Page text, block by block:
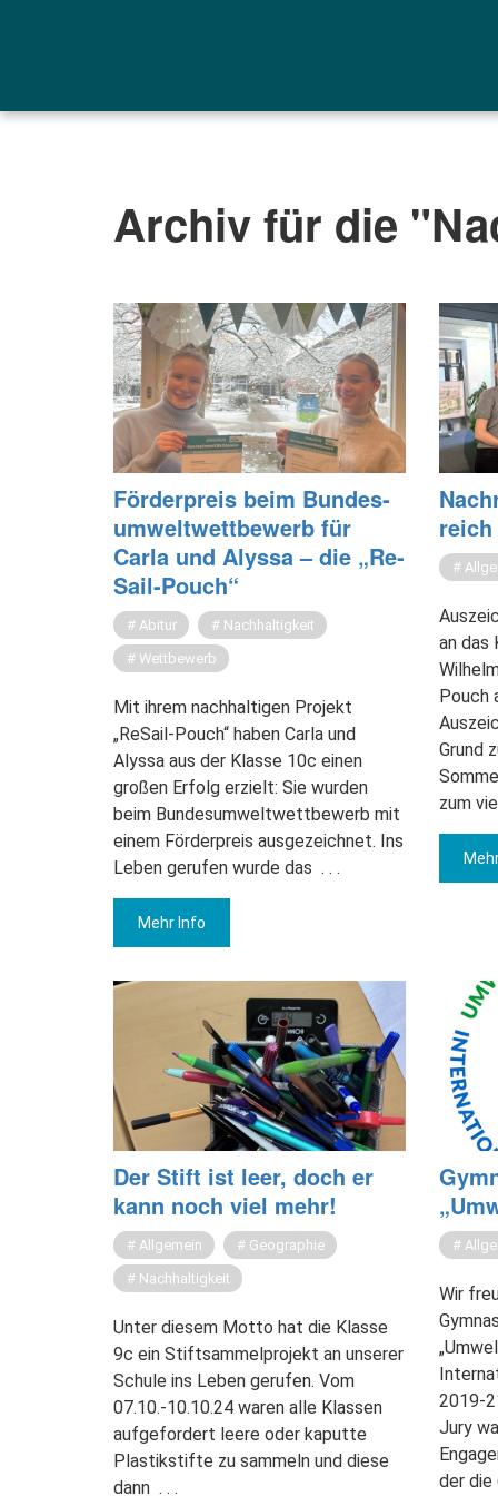
Archiv für die
För­der­preis beim Bun­des­
um­welt­wett­be­werb für
Carla und Alys­sa – die „Re­
Sail-Pouch“
Abitur
Nachhaltigkeit
Wettbewerb
Mit ihrem nachhaltigen Projekt
„ReSail-Pouch“ haben Carla und
Alyssa aus der Klasse 10c einen
großen Erfolg erzielt: Sie wurden
beim Bundesumweltwettbewerb mit
einem Förderpreis ausgezeichnet. Ins
Leben gerufen wurde das . . .
Mehr Info
an das
Pouch
Grund
zum
Der Stift ist leer, doch er
kann noch viel mehr!
Allgemein
Geographie
Nachhaltigkeit
Unter diesem Motto hat die Klasse
9c ein Stiftsammelprojekt an unserer
Schule ins Leben gerufen. Vom
07.10.-10.10.24 waren alle Klassen
aufgefordert leere oder kaputte
Plastikstifte zu sammeln und diese
dann . . .
Wir
2019-
Jury
der die